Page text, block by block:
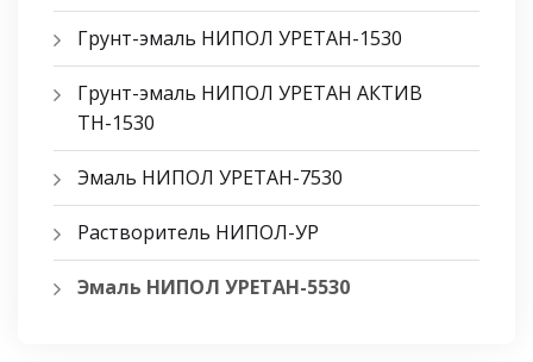
Грунт-эмаль НИПОЛ УРЕТАН-1530
Грунт-эмаль НИПОЛ УРЕТАН АКТИВ
ТН-1530
Эмаль НИПОЛ УРЕТАН-7530
Растворитель НИПОЛ-УР
Эмаль НИПОЛ УРЕТАН-5530